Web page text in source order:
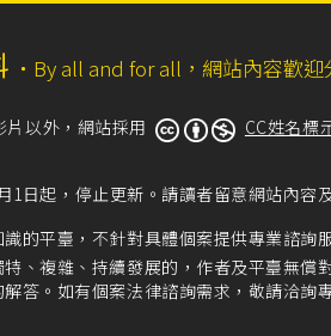
‧ By all and for all，網站內容歡迎
以外，網站採用 CC姓名標
1日起，停止更新。請讀者留意網站內容
的平臺，不針對具體個案提供專業諮詢
、複雜、持續發展的，作者及平臺無償
答。如有個案法律諮詢需求，敬請洽詢